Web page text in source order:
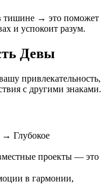
тишине → это поможет
и успокоит разум.
Девы
привлекательность,
с другими знаками.
Глубокое
проекты — это
в гармонии,